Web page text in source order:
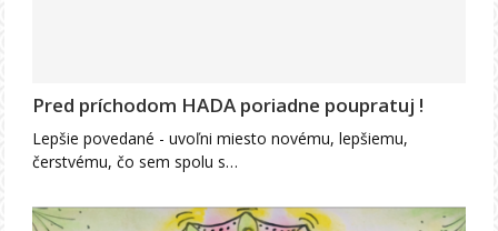
Pred príchodom HADA poriadne poupratuj !
Lepšie povedané - uvoľni miesto novému, lepšiemu,
čerstvému, čo sem spolu s…